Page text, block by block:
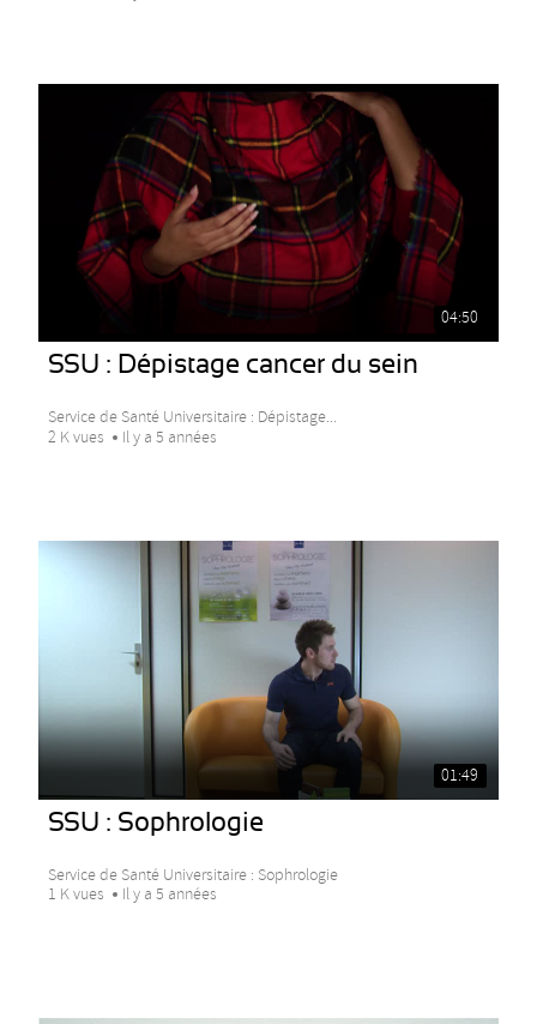
04:50
SSU : Dépistage cancer du sein
Service de Santé Universitaire : Dépistage...
2 K vues
Il y a 5 années
01:49
SSU : Sophrologie
Service de Santé Universitaire : Sophrologie
1 K vues
Il y a 5 années